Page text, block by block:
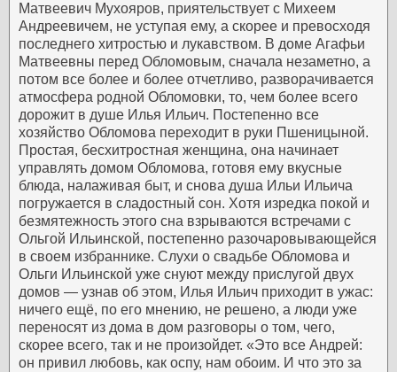
Матвеевич Мухояров, приятельствует с Михеем
Андреевичем, не уступая ему, а скорее и превосходя
последнего хитростью и лукавством. В доме Агафьи
Матвеевны перед Обломовым, сначала незаметно, а
потом все более и более отчетливо, разворачивается
атмосфера родной Обломовки, то, чем более всего
дорожит в душе Илья Ильич. Постепенно все
хозяйство Обломова переходит в руки Пшеницыной.
Простая, бесхитростная женщина, она начинает
управлять домом Обломова, готовя ему вкусные
блюда, налаживая быт, и снова душа Ильи Ильича
погружается в сладостный сон. Хотя изредка покой и
безмятежность этого сна взрываются встречами с
Ольгой Ильинской, постепенно разочаровывающейся
в своем избраннике. Слухи о свадьбе Обломова и
Ольги Ильинской уже снуют между прислугой двух
домов — узнав об этом, Илья Ильич приходит в ужас:
ничего ещё, по его мнению, не решено, а люди уже
переносят из дома в дом разговоры о том, чего,
скорее всего, так и не произойдет. «Это все Андрей:
он привил любовь, как оспу, нам обоим. И что это за